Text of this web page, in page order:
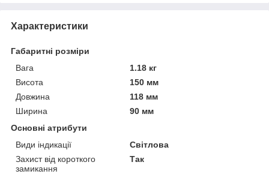
Характеристики
Габаритні розміри
Вага
1.18 кг
Висота
150 мм
Довжина
118 мм
Ширина
90 мм
Основні атрибути
Види індикації
Світлова
Захист від короткого
замикання
Так